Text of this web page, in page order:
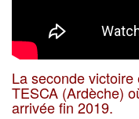
La seconde
TESCA (Ardèche)
arrivée fin 2019.